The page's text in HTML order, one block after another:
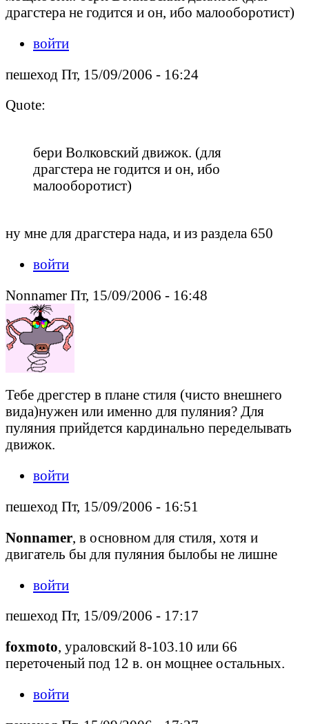
драгстера не годится и он, ибо малооборотист)
войти
пешеход Пт, 15/09/2006 - 16:24
Quote:
бери Волковский движок. (для
драгстера не годится и он, ибо
малооборотист)
ну мне для драгстера нада, и из раздела 650
войти
Nonnamer Пт, 15/09/2006 - 16:48
Тебе дрегстер в плане стиля (чисто внешнего
вида)нужен или именно для пуляния? Для
пуляния прийдется кардинально переделывать
движок.
войти
пешеход Пт, 15/09/2006 - 16:51
Nonnamer, в основном для стиля, хотя и
двигатель бы для пуляния былобы не лишне
войти
пешеход Пт, 15/09/2006 - 17:17
foxmoto, ураловский 8-103.10 или 66
переточеный под 12 в. он мощнее остальных.
войти